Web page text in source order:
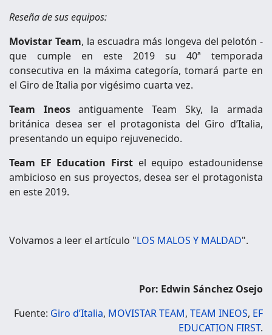
Reseña de sus equipos:
Movistar Team, la escuadra más longeva del pelotón -
que cumple en este 2019 su 40ª temporada
consecutiva en la máxima categoría, tomará parte en
el Giro de Italia por vigésimo cuarta vez.
Team Ineosantiguamente Team Sky, la armada
británica desea ser el protagonista del Giro d’Italia,
presentando un equipo rejuvenecido.
Team EF Education First el equipo estadounidense
ambicioso en sus proyectos, desea ser el protagonista
en este 2019.
Volvamos a leer el artículo "LOS MALOS Y MALDAD".
Por: Edwin Sánchez Osejo
Fuente: Giro d’Italia, MOVISTAR TEAM, TEAM INEOS, EF
EDUCATION FIRST.